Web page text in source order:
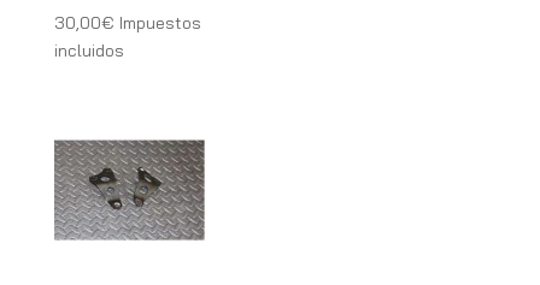
30,00€ Impuestos
incluidos